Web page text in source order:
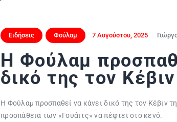
Ειδήσεις Φούλαμ 7 Αυγούστου, 2025
Η Φούλαμ
δικό της τον
Η Φούλαμ προσπαθεί να κάνει δικό της τον Κέβιν
προσπάθεια των «Γουάιτς» να πέφτει στο κενό.